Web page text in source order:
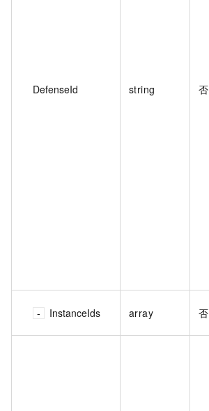
DefenseId string 否
InstanceIds array 否